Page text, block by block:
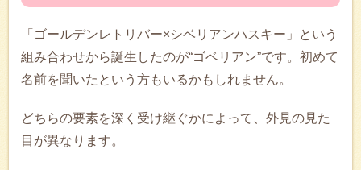
「ゴールデンレトリバー×シベリアンハスキー」という
組み合わせから誕生したのが“ゴベリアン”です。初めて
名前を聞いたという方もいるかもしれません。
どちらの要素を深く受け継ぐかによって、外見の見た
目が異なります。